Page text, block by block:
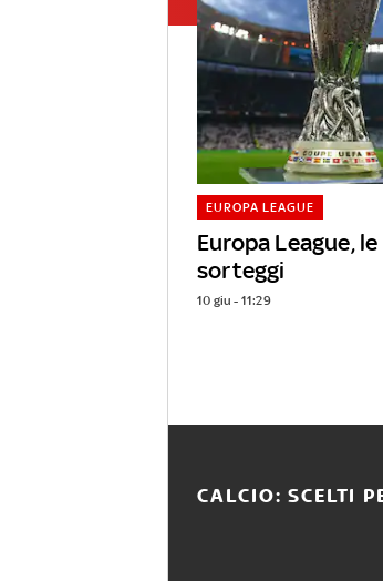
Europa League,
sorteggi
EUROPA LEAGUE
10 giu - 11:29
CALCIO: SCELTI